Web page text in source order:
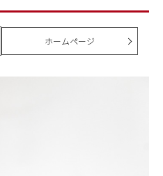
ホームページ